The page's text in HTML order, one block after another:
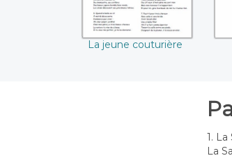
La jeune couturière
1.
La